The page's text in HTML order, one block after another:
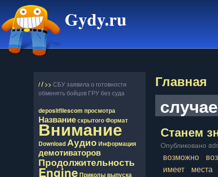
Gydy.ru
// >> СБУ заявила о готовности
обменять бойцов ГРУ без суда
depositfilescom просмотра
НазваниескрытогоФормат
Внимание
DownloadАудио Информация
демотиваторов
Продолжительность
EngineПриколывыпуска
Главная
Станем
Опубликовано
возможно
имеет
места